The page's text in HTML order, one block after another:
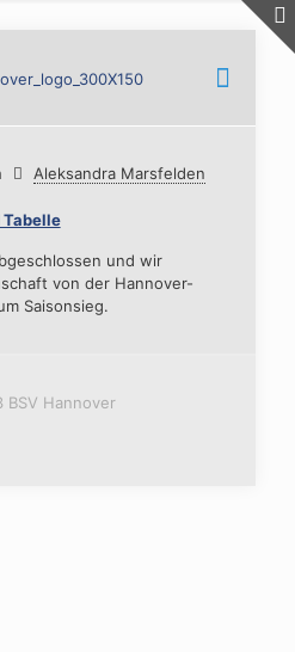
Aleksandra Marsfelden
Tabelle
und wir
von der Hannover-
Saisonsieg.
BSV Hannover